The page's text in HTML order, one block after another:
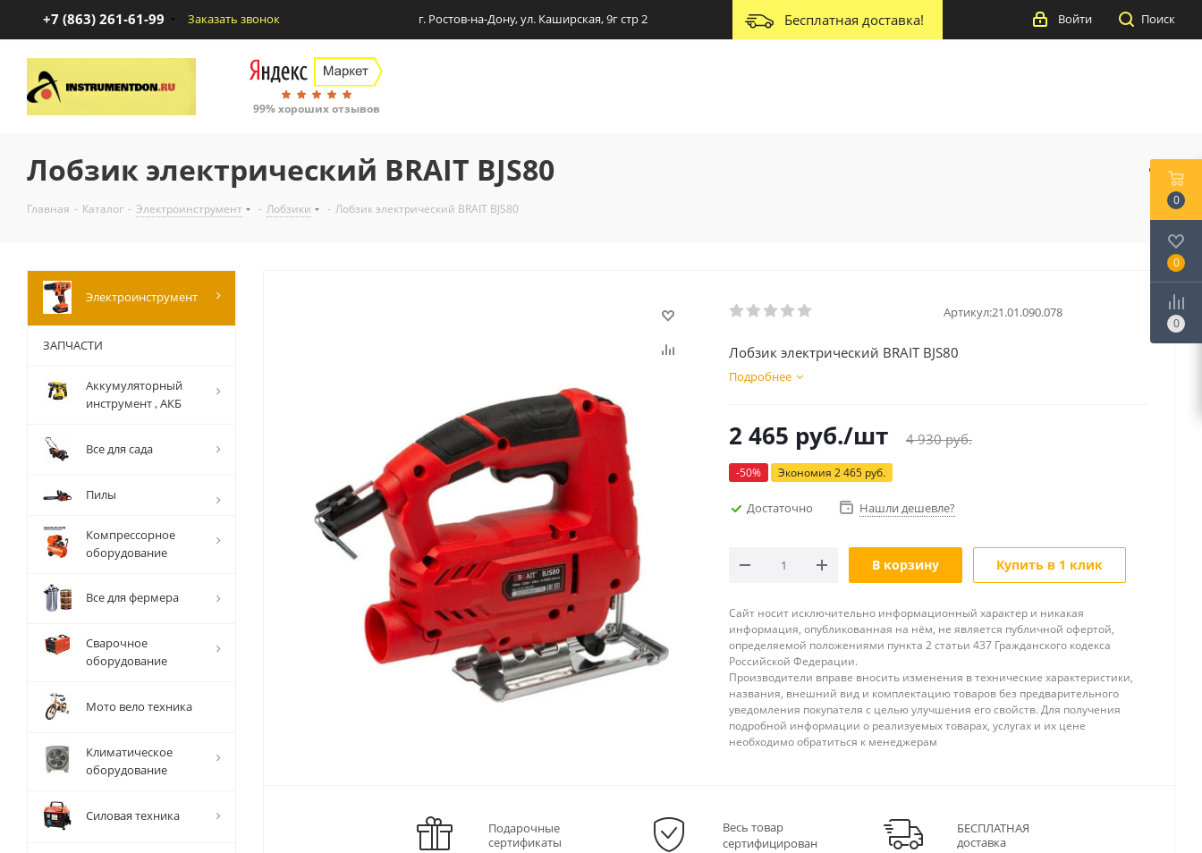
+7 (863) 261-61-99 Заказать звонок г. Ростов-на-Дону, ул. Каширская, 9г стр 2 Бесплатная доставка! Поиск
Войти
99% хороших отзывов
Лобзик электрический BRAIT BJS80
Главная - Каталог - Электроинструмент - Лобзики - Лобзик электрический BRAIT BJS80
Артикул:21.01.090.078
Лобзик электрический BRAIT BJS80
Подробнее
2 465 руб./шт 4 930руб.
-50% Экономия 2 465 руб.
Достаточно Нашли дешевле?
В корзину Купить в 1 клик
Сайт носит исключительно информационный характер и никакая
информация, опубликованная на нём, не является публичной офертой,
определяемой положениями пункта 2 статьи 437 Гражданского кодекса
Российской Федерации.
Производители вправе вносить изменения в технические характеристики,
названия, внешний вид и комплектацию товаров без предварительного
уведомления покупателя с целью улучшения его свойств. Для получения
подробной информации о реализуемых товарах, услугах и их цене
необходимо обратиться к менеджерам
Подарочные
сертификаты
Весь товар
сертифицирован
БЕСПЛАТНАЯ
доставка
Электроинструмент
ЗАПЧАСТИ
Аккумуляторный
инструмент , АКБ
Все для сада
Пилы
Компрессорное
оборудование
Все для фермера
Сварочное
оборудование
Мото вело техника
Климатическое
оборудование
Силовая техника
0
0
0